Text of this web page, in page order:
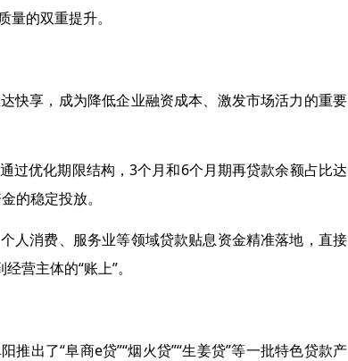
的双重提升。
享，成为降低企业融资成本、激发市场活力的重要
优化期限结构，3个月和6个月期再贷款余额占比达
的稳定投放。
消费、服务业等领域贷款贴息资金精准落地，直接
营主体的“账上”。
出了“阜商e贷”“烟火贷”“生姜贷”等一批特色贷款产